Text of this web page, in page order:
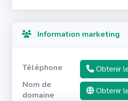
Information marketing
Téléphone
Obtenir
Nom de
domaine
Obtenir